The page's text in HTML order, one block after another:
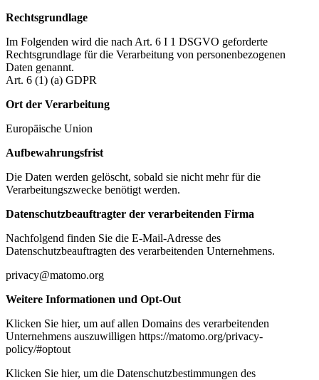
Rechtsgrundlage
Im Folgenden wird die nach Art. 6 I 1 DSGVO geforderte
Rechtsgrundlage für die Verarbeitung von personenbezogenen
Daten genannt.
Art. 6 (1) (a) GDPR
Ort der Verarbeitung
Europäische Union
Aufbewahrungsfrist
Die Daten werden gelöscht, sobald sie nicht mehr für die
Verarbeitungszwecke benötigt werden.
Datenschutzbeauftragter der verarbeitenden Firma
Nachfolgend finden Sie die E-Mail-Adresse des
Datenschutzbeauftragten des verarbeitenden Unternehmens.
privacy@matomo.org
Weitere Informationen und Opt-Out
Klicken Sie hier, um auf allen Domains des verarbeitenden
Unternehmens auszuwilligen https://matomo.org/privacy-
policy/#optout
Klicken Sie hier, um die Datenschutzbestimmungen des